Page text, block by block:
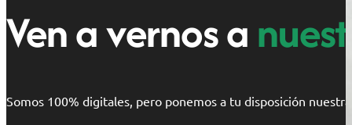
Ven a vernos a
Somos 100% digitales, pero ponemos a tu disposición